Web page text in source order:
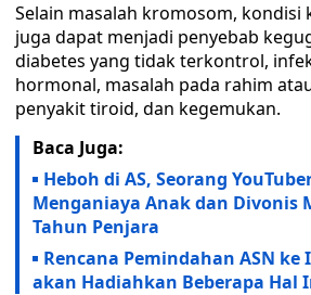
Selain masalah kromosom, kondisi
juga dapat menjadi penyebab
diabetes yang tidak terkontrol,
hormonal, masalah pada rahim
penyakit tiroid, dan kegemukan.
Baca Juga:
Heboh di AS, Seorang
Menganiaya Anak dan Divonis
Tahun Penjara
Rencana Pemindahan ASN ke
akan Hadiahkan Beberapa Hal